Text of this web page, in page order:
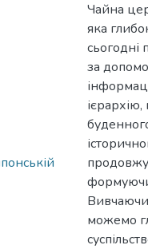
Чайна
яка
сьогодні
за
формуючи
можемо